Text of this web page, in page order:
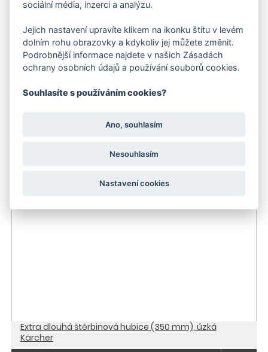
1 670 Kč
Extra dlouhá štěrbinová hubice (350 mm), úzká
Kärcher
sociální média, inzerci a analýzu.
Jejich nastavení upravíte klikem na ikonku štítu v levém
dolním rohu obrazovky a kdykoliv jej můžete změnit.
Podrobnější informace najdete v našich Zásadách
ochrany osobních údajů a používání souborů cookies.
Souhlasíte s používáním cookies?
Ano, souhlasím
Nesouhlasím
Nastavení cookies